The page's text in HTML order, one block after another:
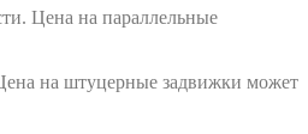
Цена на параллельные
на штуцерные задвижки может